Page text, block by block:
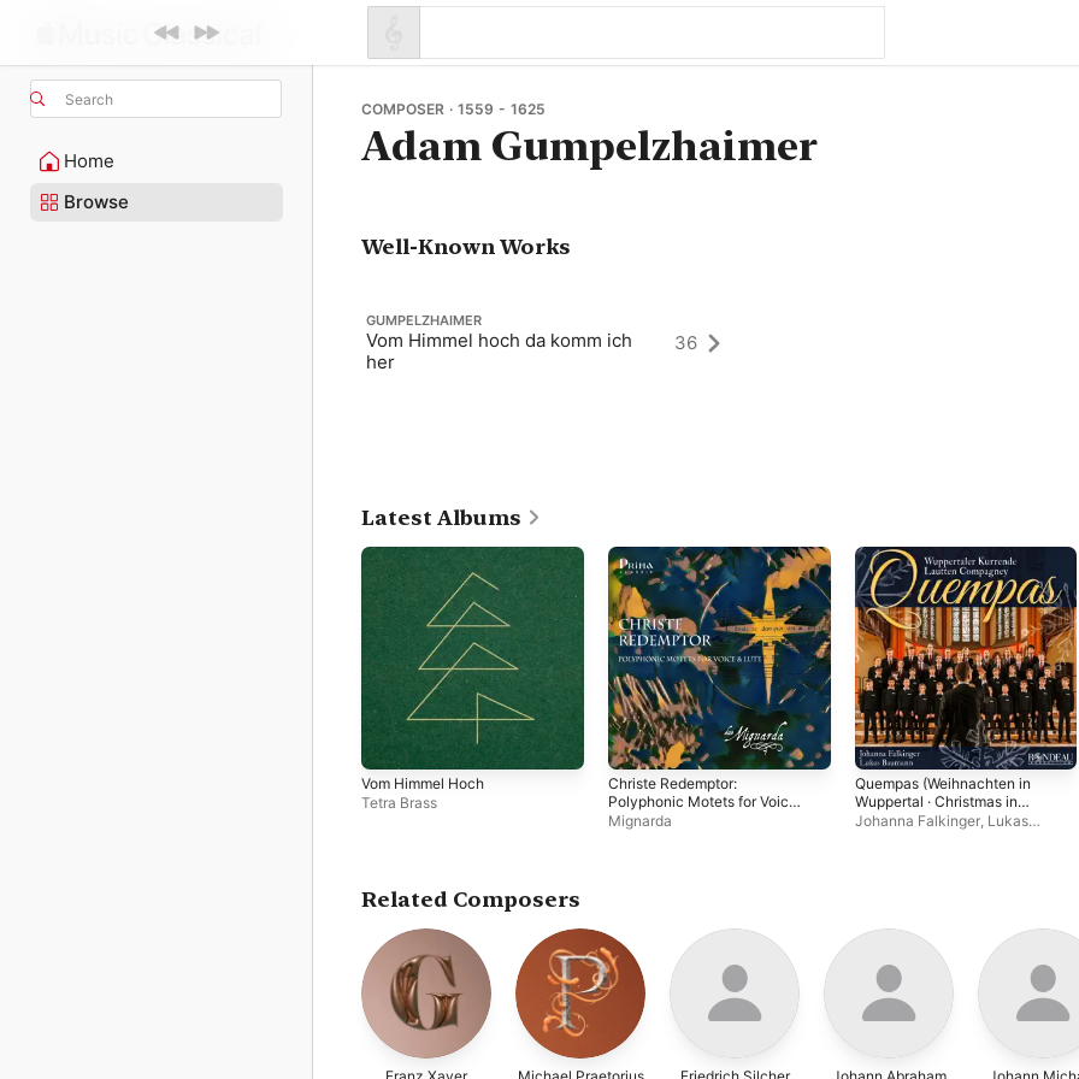
Search
Home
Browse
COMPOSER · 1559 - 1625
Adam Gumpelzhaimer
Well-Known Works
GUMPELZHAIMER
Vom Himmel hoch da komm ich
her
36
Latest Albums
Vom Himmel Hoch
Tetra Brass
Christe Redemptor:
Polyphonic Motets for Voice
and Lute
Mignarda
Quempas (Weihnachten in
Wuppertal · Christmas in
Wuppertal)
Johanna Falkinger, Lukas
Related Composers